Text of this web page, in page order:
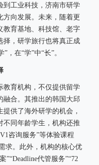
到工业科技，济南市研学
方向发展。未来，随着更
教育基地、科技馆、老字
择，研学旅行也将真正成
，在“学”中“长”。
教育机构，不仅提供留学
融合。其推出的韩国大邱
供了海外研学的机会，
不同年龄学生，机构还推
咨询服务”等体验课程
求。此外，机构的核心优
代管服务”“72